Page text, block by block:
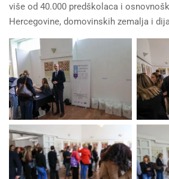
više od 40.000 predškolaca i
Hercegovine, domovinskih zemalja i